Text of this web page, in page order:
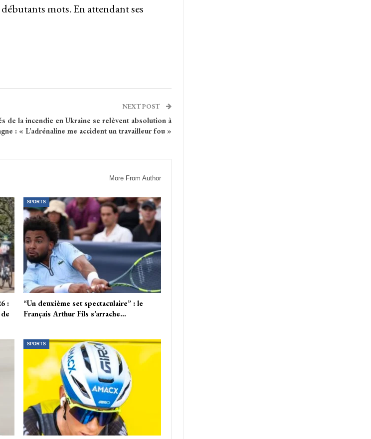
débutants mots. En attendant ses
NEXT POST
de la incendie en Ukraine se relèvent absolution à
: « L’adrénaline me accident un travailleur fou »
More From Author
:
SPORTS
“Un deuxième set spectaculaire” : le
Français Arthur Fils s’arrache…
SPORTS